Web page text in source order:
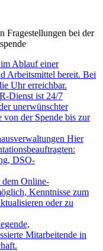
Fragestellungen bei der
Ablauf einer
Arbeitsmittel bereit. Bei
Uhr erreichbar.
Dienst ist 24/7
unerwünschter
von der Spende bis zur
Hier
DSO-
Online-
Kenntnisse zum
oder zu
Mitarbeitende in